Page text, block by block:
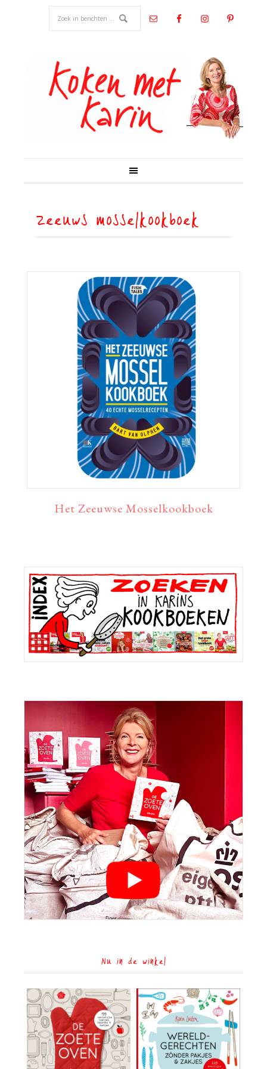
zeeuws mosselkookboek
Het Zeeuwse Mosselkookboek
Primaire
Sidebar
Nu in de winkel